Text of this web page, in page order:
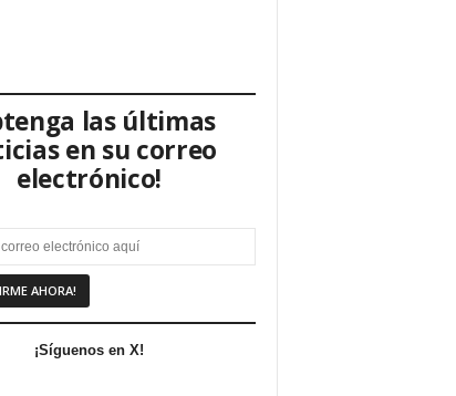
las últimas
en su correo
electrónico!
¡Síguenos en X!